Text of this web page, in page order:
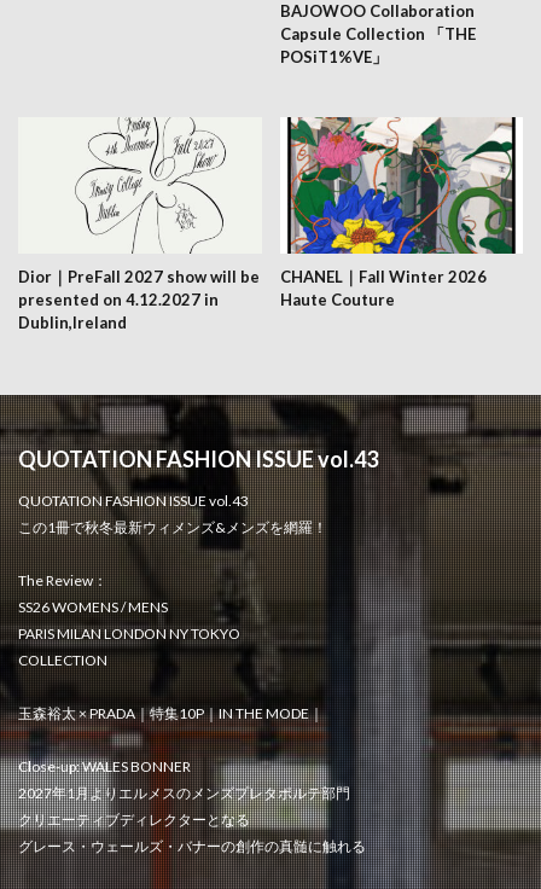
BAJOWOO Collaboration
Capsule Collection 「THE
POSiT1%VE」
Dior｜PreFall 2027 show will be
presented on 4.12.2027 in
Dublin,Ireland
CHANEL｜Fall Winter 2026
Haute Couture
QUOTATION FASHION ISSUE vol.43
QUOTATION FASHION ISSUE vol.43
この1冊で秋冬最新ウィメンズ&メンズを網羅！
The Review：
SS26 WOMENS / MENS
PARIS MILAN LONDON NY TOKYO
COLLECTION
玉森裕太 × PRADA｜特集10P｜IN THE MODE｜
Close-up: WALES BONNER
2027年1月よりエルメスのメンズプレタポルテ部門
クリエーティブディレクターとなる
グレース・ウェールズ・バナーの創作の真髄に触れる